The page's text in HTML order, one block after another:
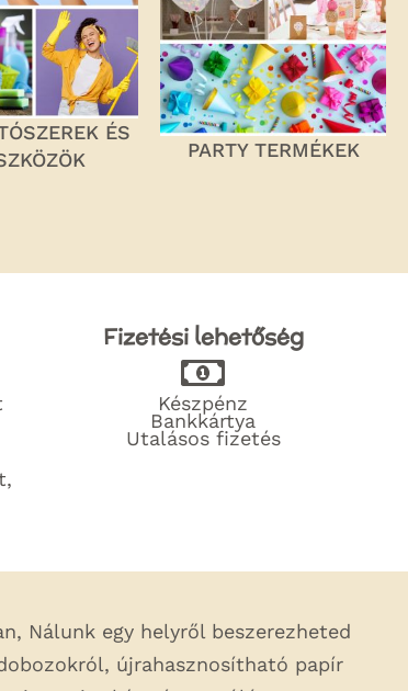
ÉS
PARTY TERMÉKEK
Fizetési lehetőség
Készpénz
Bankkártya
Utalásos fizetés
Nálunk egy helyről beszerezheted
újrahasznosítható papír